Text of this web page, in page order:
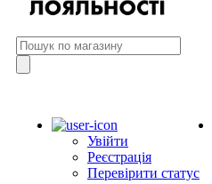
Увійти
Реєстрація
Перевірити статус